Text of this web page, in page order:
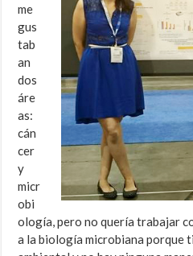
me
gus
tab
an
dos
áre
as:
cán
cer
y
micr
obi
ología, pero no quería trabajar
a la biología microbiana porque